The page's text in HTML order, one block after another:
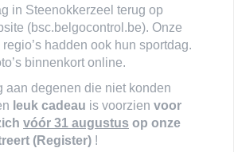
in Steenokkerzeel terug op
(bsc.belgocontrol.be). Onze
hadden ook hun sportdag.
binnenkort online.
aan degenen die niet konden
leuk cadeau is voorzien voor
vóór 31 augustus op onze
(Register) !